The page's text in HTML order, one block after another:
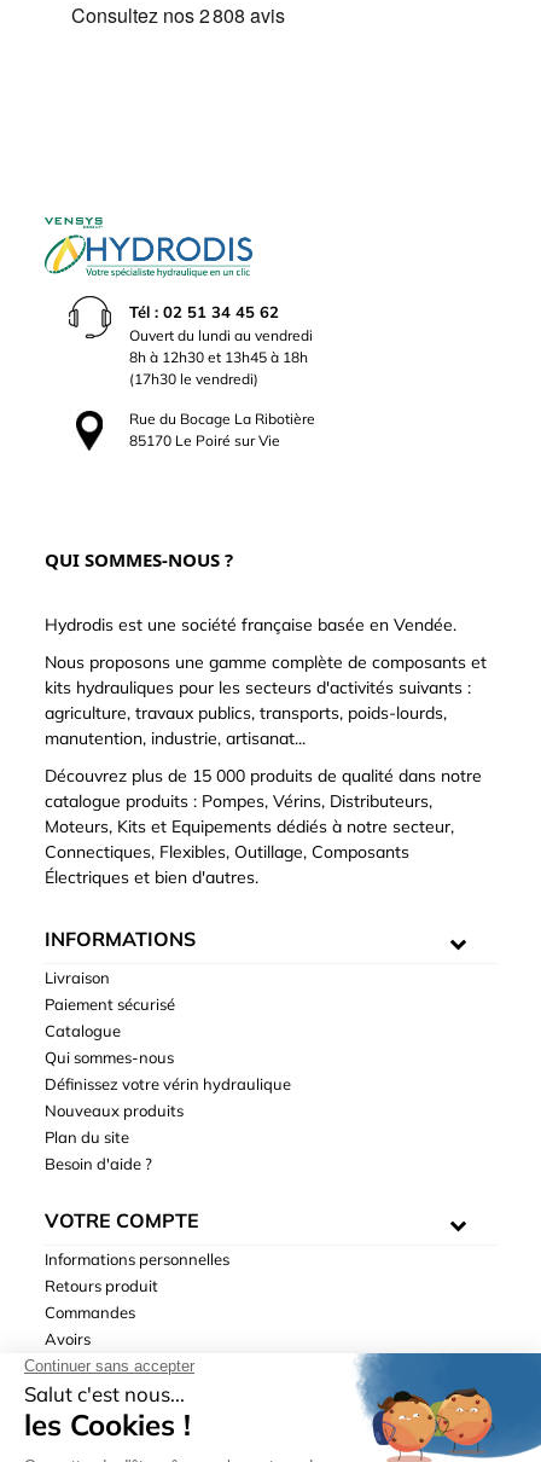
Tél : 02 51 34 45 62
Ouvert du lundi au vendredi
8h à 12h30 et 13h45 à 18h
(17h30 le vendredi)
Rue du Bocage La Ribotière
85170 Le Poiré sur Vie
QUI SOMMES-NOUS ?
Hydrodis est une société française basée en Vendée.
Nous proposons une gamme complète de composants et
kits hydrauliques pour les secteurs d'activités suivants :
agriculture, travaux publics, transports, poids-lourds,
manutention, industrie, artisanat...
Découvrez plus de 15 000 produits de qualité dans notre
catalogue produits : Pompes, Vérins, Distributeurs,
Moteurs, Kits et Equipements dédiés à notre secteur,
Connectiques, Flexibles, Outillage, Composants
Électriques et bien d'autres.
INFORMATIONS
Livraison
Paiement sécurisé
Catalogue
Qui sommes-nous
Définissez votre vérin hydraulique
Nouveaux produits
Plan du site
Besoin d'aide ?
VOTRE COMPTE
Informations personnelles
Retours produit
Commandes
Avoirs
Adresses
Bons de réduction